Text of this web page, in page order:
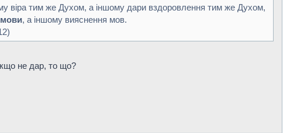
віра тим же Духом, а іншому дари вздоровлення тим же Духом,
мови, а іншому вияснення мов.
не дар, то що?